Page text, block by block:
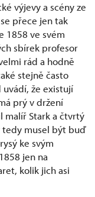
výjevy a scény ze
přece jen tak
1858 ve svém
sbírek profesor
rád a hodně
stejně často
uvádí, že existují
prý v držení
malíř Stark a čtvrtý
tedy musel být buď
ke svým
jen na
kolik jich asi